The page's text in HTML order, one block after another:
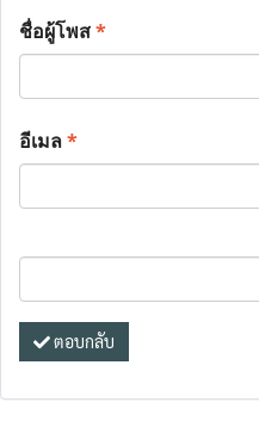
ชื่อผู้โพส*
อีเมล*
ตอบกลับ